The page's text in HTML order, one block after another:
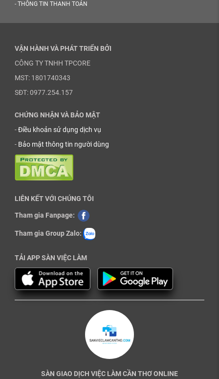
- THÔNG TIN THANH TOÁN
VẬN HÀNH VÀ PHÁT TRIỂN BỞI
CÔNG TY TNHH TPCORE
MST: 1801740343
SĐT: 0977.254.157
CHỨNG NHẬN VÀ BẢO MẬT
-Điều khoản sử dụng dịch vụ
- Bảo mật thông tin người dùng
LIÊN KẾT VỚI CHÚNG TÔI
Tham gia Fanpage:
Tham gia Group Zalo:
TẢI APP SÀN VIỆC LÀM
SÀN GIAO DỊCH VIỆC LÀM CẦN THƠ ONLINE